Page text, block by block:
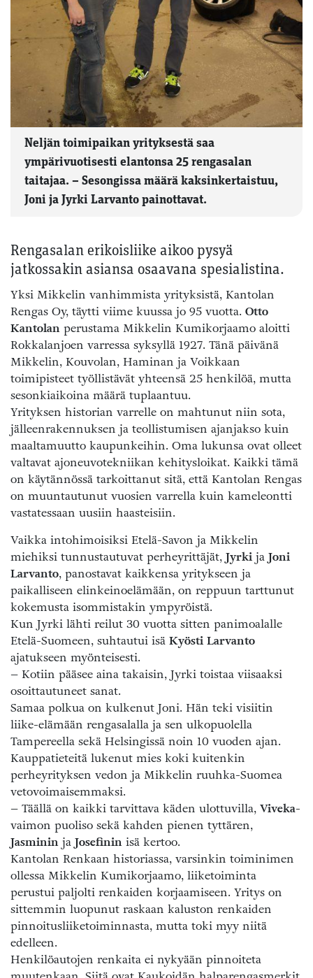
Neljän toimipaikan yrityksestä saa
ympärivuotisesti elantonsa 25 rengasalan
taitajaa. – Sesongissa määrä kaksinkertaistuu,
Joni ja Jyrki Larvanto painottavat.
Rengasalan erikoisliike aikoo pysyä
jatkossakin asiansa osaavana spesialistina.
Yksi Mikkelin vanhimmista yrityksistä, Kantolan
Rengas Oy, täytti viime kuussa jo 95 vuotta. Otto
Kantolan perustama Mikkelin Kumikorjaamo aloitti
Rokkalanjoen varressa syksyllä 1927. Tänä päivänä
Mikkelin, Kouvolan, Haminan ja Voikkaan
toimipisteet työllistävät yhteensä 25 henkilöä, mutta
sesonkiaikoina määrä tuplaantuu.
Yrityksen historian varrelle on mahtunut niin sota,
jälleenrakennuksen ja teollistumisen ajanjakso kuin
maaltamuutto kaupunkeihin. Oma lukunsa ovat olleet
valtavat ajoneuvotekniikan kehitysloikat. Kaikki tämä
on käytännössä tarkoittanut sitä, että Kantolan Rengas
on muuntautunut vuosien varrella kuin kameleontti
vastatessaan uusiin haasteisiin.
Vaikka intohimoisiksi Etelä-Savon ja Mikkelin
miehiksi tunnustautuvat perheyrittäjät, Jyrki ja Joni
Larvanto, panostavat kaikkensa yritykseen ja
paikalliseen elinkeinoelämään, on reppuun tarttunut
kokemusta isommistakin ympyröistä.
Kun Jyrki lähti reilut 30 vuotta sitten panimoalalle
Etelä-Suomeen, suhtautui isä Kyösti Larvanto
ajatukseen myönteisesti.
– Kotiin pääsee aina takaisin, Jyrki toistaa viisaaksi
osoittautuneet sanat.
Samaa polkua on kulkenut Joni. Hän teki visiitin
liike-elämään rengasalalla ja sen ulkopuolella
Tampereella sekä Helsingissä noin 10 vuoden ajan.
Kauppatieteitä lukenut mies koki kuitenkin
perheyrityksen vedon ja Mikkelin ruuhka-Suomea
vetovoimaisemmaksi.
– Täällä on kaikki tarvittava käden ulottuvilla, Viveka-
vaimon puoliso sekä kahden pienen tyttären,
Jasminin ja Josefinin isä kertoo.
Kantolan Renkaan historiassa, varsinkin toiminimen
ollessa Mikkelin Kumikorjaamo, liiketoiminta
perustui paljolti renkaiden korjaamiseen. Yritys on
sittemmin luopunut raskaan kaluston renkaiden
pinnoitusliiketoiminnasta, mutta toki myy niitä
edelleen.
Henkilöautojen renkaita ei nykyään pinnoiteta